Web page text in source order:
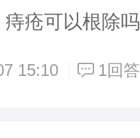
疮可以根除吗
15:10 1回答